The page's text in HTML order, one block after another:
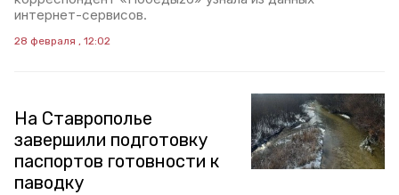
интернет-сервисов.
28 февраля , 12:02
На Ставрополье
завершили подготовку
паспортов готовности к
паводку